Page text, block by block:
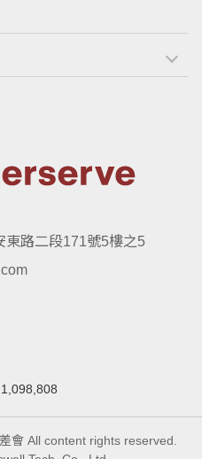
東路二段171號5樓之5
會 All content rights reserved.